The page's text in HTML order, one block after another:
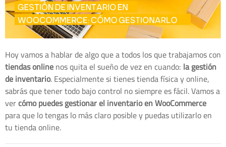
Hoy vamos a hablar de algo que a todos los que trabajamos con
tiendas onlinenos quita el sueño de vez en cuando: la gestión
de inventario. Especialmente si tienes tienda física y online,
sabrás que tener todo bajo control no siempre es fácil. Vamos a
vercómo puedes gestionar el inventario en WooCommerce
para que lo tengas lo más claro posible y puedas utilizarlo en
tu tienda online.